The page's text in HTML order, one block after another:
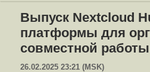
Выпуск Nextcloud
платформы для
совместной работы
26.02.2025 23:21 (MSK)